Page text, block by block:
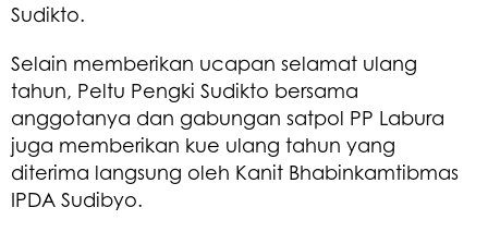
Sudikto.
Selain memberikan ucapan selamat ulang
tahun, Peltu Pengki Sudikto bersama
anggotanya dan gabungan satpol PP Labura
juga memberikan kue ulang tahun yang
diterima langsung oleh Kanit Bhabinkamtibmas
IPDA Sudibyo.